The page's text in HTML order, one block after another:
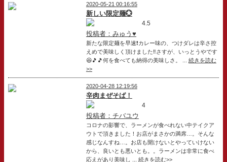
2020-05-21 00:16:55
新しい限定麺💮
4.5
投稿者：みゅう♥
新たな限定麺を早速❗カレー味の、つけダレは辛さ控
えめで美味しく頂けました‼️さすが、いっとうやです
😆🎵🎵何を食べても納得の美味しさ。 ... 続きを読む
>>
2020-04-28 12:19:56
辛肉まぜそば！
4
投稿者：チバユウ
コロナの影響で、ラーメンが食べれない中テイクア
ウトで頂きました！お店がまさかの満席…。そんな
感じなんすね…。お店も開けないとやっていけない
から、良いとも悪いとも。。ラーメンは非常に食べ
応えがあり美味し ... 続きを読む>>